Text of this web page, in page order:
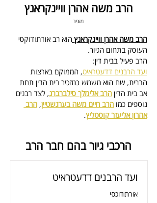
הרב משה אהרן וויינקראנץ
מזכיר
הרב משה אהרן וויינקראנץ הוא רב אורתודוקסי
העוסק בתחום הגיור.
הרב פעיל בבית דין:
ועד הרבנים דדעטראיט, הממוקם בארצות
הברית, שם הוא משמש כמזכיר בית הדין תחת
אב בית הדין הרב אלימלך סילברברג, לצד רבנים
נוספים כמו הרב חיים משה בערגשטיין, הרב
אהרון אליעזר קוסטליץ.
הרכבי גיור בהם חבר הרב
ועד הרבנים דדעטראיט
אורתודוכסי